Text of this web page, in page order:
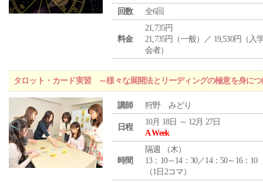
回数
全6回
料金
21,735円
21,735円（一般）／ 19,530円（入
会者）
タロット・カード実習 ～様々な展開法とリーディングの極意を身につ
講師 狩野 みどり
日程
10月 18日 ～ 12月 27日
A Week
時間
隔週 （木）
13：10～14：30／14：50～16：10
（1日2コマ）